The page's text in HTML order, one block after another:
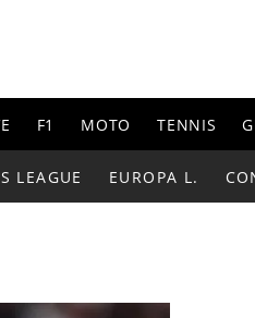
F1 MOTO TENNIS
LEAGUE EUROPA L.